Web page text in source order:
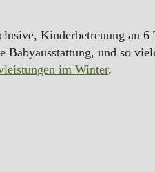
Kinderbetreuung an 6
Babyausstattung, und so
im Winter.